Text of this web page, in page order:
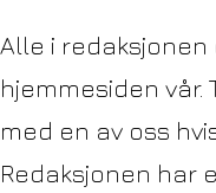
Alle i
hjemmesiden vår.
med en av oss
Redaksjonen har